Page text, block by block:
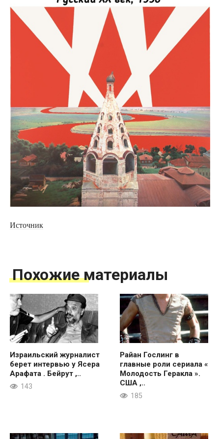
Источник
Похожие материалы
Израильский журналист
берет интервью у Ясера
Арафата . Бейрут ,..
143
Райан Гослинг в
главные роли сериала «
Молодость Геракла ».
США ,..
185